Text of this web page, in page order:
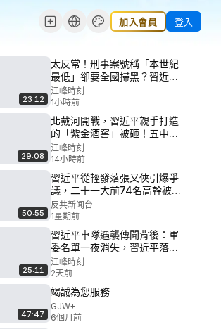
加入會員 登入
23:12
太反常！刑事案號稱「本世紀
最低」卻要全國掃黑？習近平
突發「1年全國內鬥令」！抓捕
張又俠只是開始？特務治國與
秘密打造「第二武裝」反向圍
剿軍隊【江峰漫談20260806
第1247期】#中國時局
江峰時刻
1小時前
29:08
北戴河開戰，習近平親手打造
的「紫金酒窖」被砸！五中全
會前元老派斷習的糧草，習的
29年閩寧舊帳曝光，正廳級書
記落馬、億元黑金浮出水面
【江峰視界20260806第455
期】#中國時局
江峰時刻
14小時前
50:55
習近平從輕發落張又俠引爆爭
議，二十一大前74名高幹被處
分，美中期選舉倒數100天，北
京禁台積電代工傳聞再衝擊中
國AI!胡錦濤 | 溫家寶 | 胡春華
反共新闻台
1星期前
25:11
習近平車隊遇襲傳聞背後：軍
委名單一夜消失，習近平落入
權力真空？蔡奇北戴河密商，
五中全會接班人浮現？【江峰
視界20260804第453期】
江峰時刻
2天前
47:47
竭誠為您服務
GJW+
6個月前